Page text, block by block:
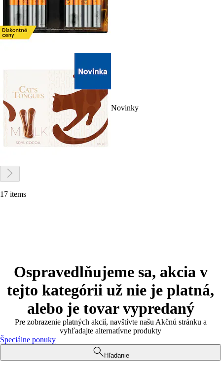
Novinky
17 items
Ospravedlňujeme sa, akcia v
tejto kategórii už nie je platná,
alebo je tovar vypredaný
Pre zobrazenie platných akcií, navštívte našu Akčnú stránku a
vyhľadajte alternatívne produkty
Špeciálne ponuky
Hľadanie